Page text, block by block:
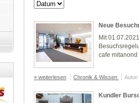
Neue
Mit
cafe
» weiterlesen Chronik & Wissen
Kundler